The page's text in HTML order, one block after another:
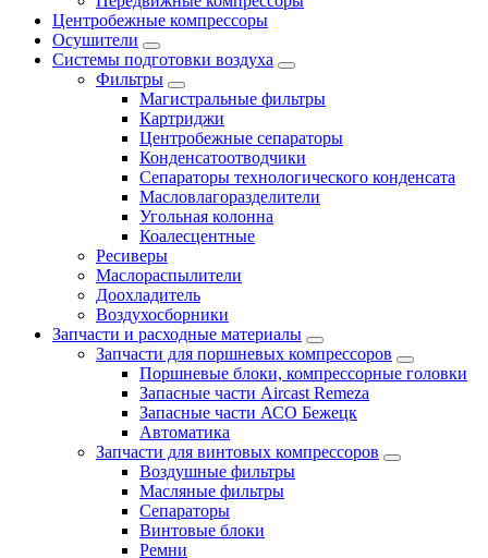
Центробежные компрессоры
Осушители
Системы подготовки воздуха
Фильтры
Магистральные фильтры
Картриджи
Центробежные сепараторы
Конденсатоотводчики
Сепараторы технологического конденсата
Масловлагоразделители
Угольная колонна
Коалесцентные
Ресиверы
Маслораспылители
Доохладитель
Воздухосборники
Запчасти и расходные материалы
Запчасти для поршневых компрессоров
Поршневые блоки, компрессорные головки
Запасные части Aircast Remeza
Запасные части АСО Бежецк
Автоматика
Запчасти для винтовых компрессоров
Воздушные фильтры
Масляные фильтры
Сепараторы
Винтовые блоки
Ремни